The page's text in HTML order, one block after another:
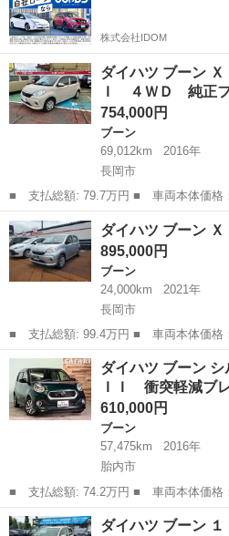
タート （検9.5）
株式会社IDOM
ダイハツ ブーン
Ｉ ４ＷＤ 純正
754,000円
ブーン
69,012km
2016年
長岡市
■ 支払総額: 79.7万円 ■ 車両本体価格： 754,000 円 ■ メーカー
名： ダイハツ ■ 車種名： ブーン
ケージ ＳＡＩＩ ４ＷＤ 純正フルセグ
ラ オートＬ...
新潟 長岡市 ブーン
ダイハツ ブーン
895,000円
ブーン
24,000km
2021年
長岡市
■ 支払総額: 99.4万円 ■ 車両本体価格： 895,000 円 ■ メーカー
名： ダイハツ ■ 車種名： ブーン
ＩＩ ■ 排気量： 1000cc ■ ドア枚数
新潟 長岡市 ブーン
ダイハツ ブーン
ＩＩ 衝突軽減ブ
610,000円
ブーン
57,475km
2016年
胎内市
■ 支払総額: 74.2万円 ■ 車両本体価格： 610,000 円 ■ メーカー
名： ダイハツ ■ 車種名： ブーン
パッケージ ＳＡＩＩ 衝突軽減ブレ
新潟 胎内市 ブーン
ダイハツ ブーン